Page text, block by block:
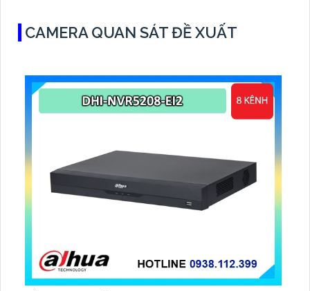
CAMERA QUAN SÁT ĐỀ XUẤT